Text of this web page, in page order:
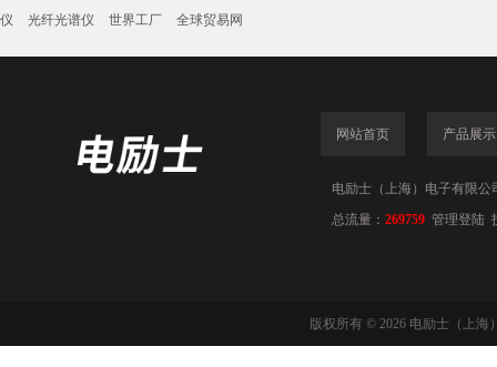
仪
光纤光谱仪 世界工厂 全球贸易网
网站首页 产品展示
电励士（上海）电子有限公
总流量： 269759 管理登陆
版权所有 © 2026 电励士（上